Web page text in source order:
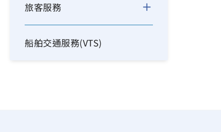
旅客服務
船舶交通服務(VTS)